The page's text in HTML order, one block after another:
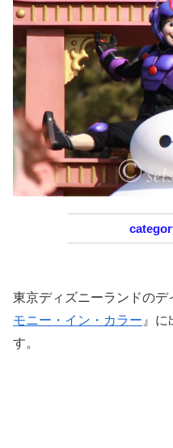
東京ディズニーランドのデ
モニー・イン・カラー 』
す。